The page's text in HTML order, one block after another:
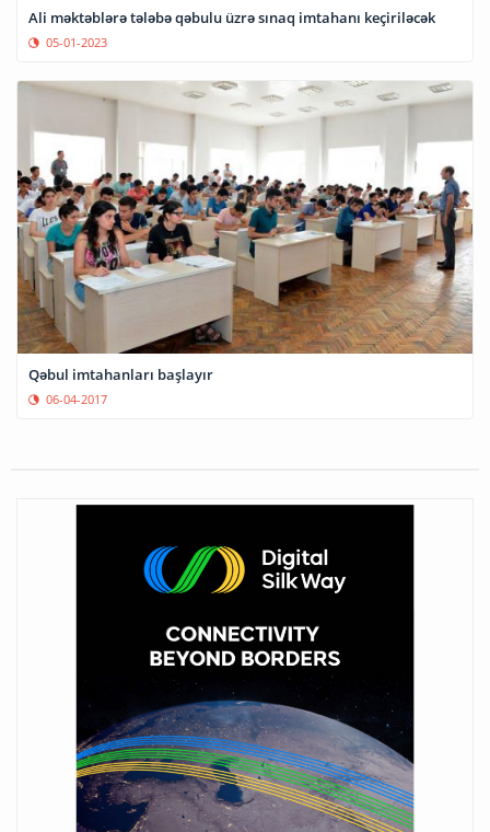
Ali məktəblərə tələbə qəbulu üzrə sınaq imtahanı keçiriləcək
05-01-2023
Qəbul imtahanları başlayır
06-04-2017